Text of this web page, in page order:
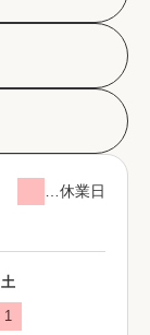
…休業日
土
1